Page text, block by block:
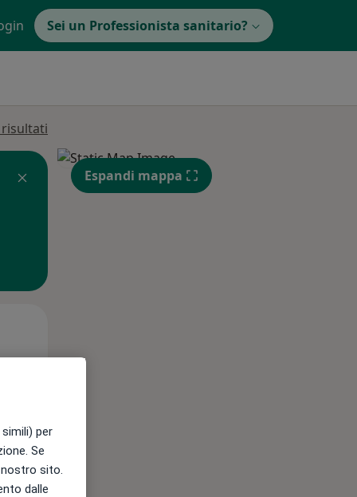
Sei un Professionista sanitario?
Espandi mappa
per
Se
sito.
dalle